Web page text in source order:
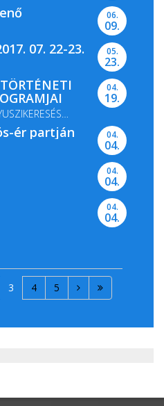
06.
09.
07. 22-23. 05.
23.
04.
19.
ér partján 04.
04.
04.
04.
04.
04.
3 4 5